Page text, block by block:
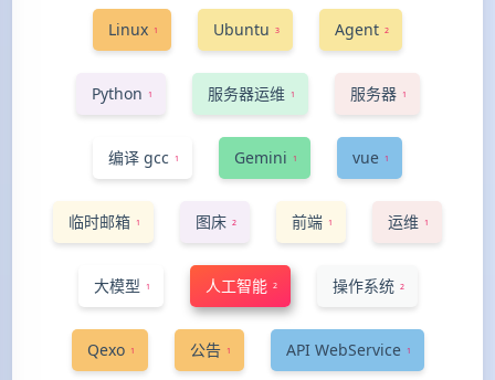
Linux 1 Ubuntu 3 Agent 2
Python 1 服务器运维 1 服务器 1
编译 gcc 1 Gemini 1 vue 1
临时邮箱 1 图床 2 前端 1 运维 1
大模型 1 人工智能 2 操作系统 2
Qexo 1 公告 1 API WebService 1